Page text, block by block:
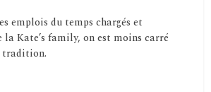
emplois du temps chargés et
Kate’s family, on est moins carré
tradition.